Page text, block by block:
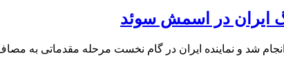
ایران در اسمش سوئد
شد و نماینده ایران در گام نخست مرحله مقدماتی به